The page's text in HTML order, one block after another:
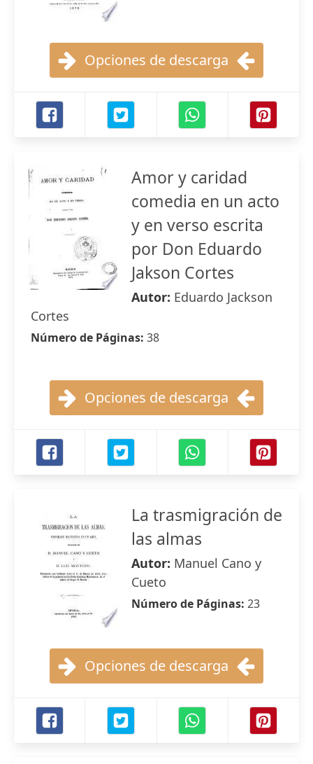
Opciones de descarga
Amor y caridad
comedia en un acto
y en verso escrita
por Don Eduardo
Jakson Cortes
Autor: Eduardo Jackson
Cortes
Número de Páginas: 38
Opciones de descarga
La trasmigración de
las almas
Autor: Manuel Cano y
Cueto
Número de Páginas: 23
Opciones de descarga